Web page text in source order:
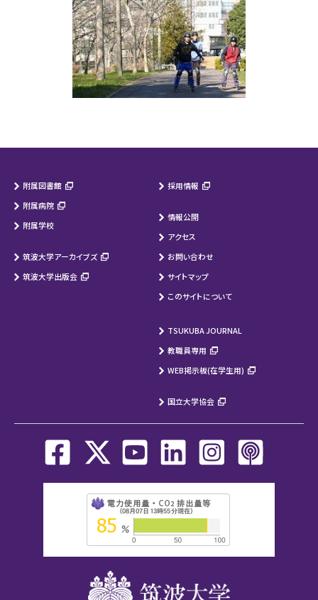
附属図書館
附属病院
附属学校
筑波大学アーカイブズ
筑波大学出版会
採用情報
情報公開
アクセス
お問い合わせ
サイトマップ
このサイトについて
TSUKUBA JOURNAL
教職員専用
WEB掲示板(在学生用)
国立大学協会